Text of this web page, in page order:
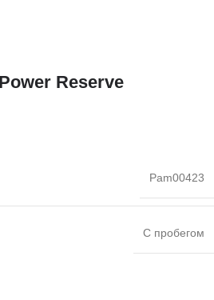
Reserve
Pam00423
С пробегом